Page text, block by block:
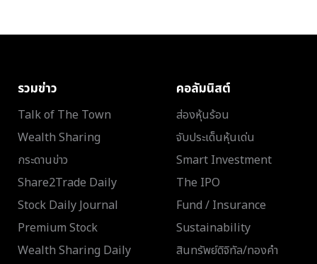
รวมข่าว
Talk of The Town
Wealth Sharing
กระดานข่าว
Share2Trade Daily
Stock Daily Journal
Premium Stock
Wealth Sharing Daily
คอลัมนิสต์
ส่องหุ้นร้อน
จับประเด็นหุ้นเด่น
Smart Investment
The IPO
Fund / Insurance
Sustainability
สินทรัพย์ดิจิทัล/ทองคำ